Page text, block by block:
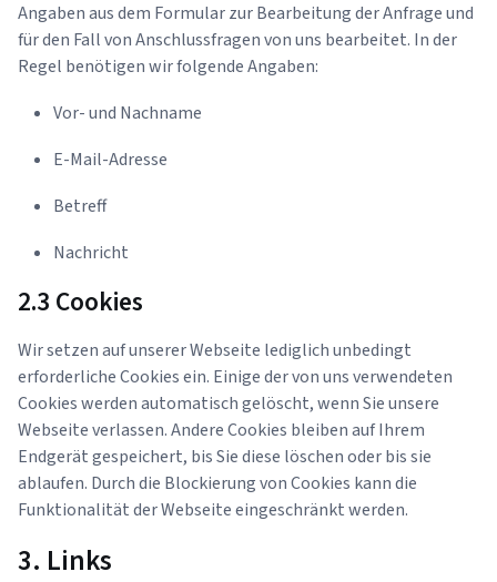
Angaben aus dem Formular zur Bearbeitung der Anfrage und
für den Fall von Anschlussfragen von uns bearbeitet. In der
Regel benötigen wir folgende Angaben:
Vor- und Nachname
E-Mail-Adresse
Betreff
Nachricht
2.3 Cookies
Wir setzen auf unserer Webseite lediglich unbedingt
erforderliche Cookies ein. Einige der von uns verwendeten
Cookies werden automatisch gelöscht, wenn Sie unsere
Webseite verlassen. Andere Cookies bleiben auf Ihrem
Endgerät gespeichert, bis Sie diese löschen oder bis sie
ablaufen. Durch die Blockierung von Cookies kann die
Funktionalität der Webseite eingeschränkt werden.
3. Links